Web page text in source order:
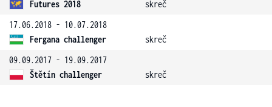
Futures 2018
skreč
17.06.2018 - 10.07.2018
Fergana challenger
skreč
09.09.2017 - 19.09.2017
Štětín challenger
skreč